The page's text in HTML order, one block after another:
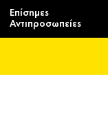
Επίσημες
Αντιπροσωπείες